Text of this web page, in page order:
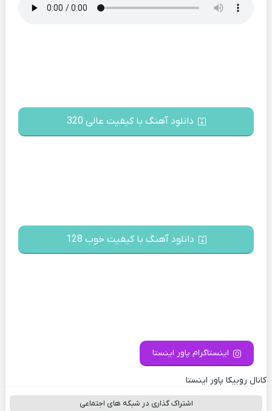
دانلود آهنگ با کیفیت عالی 320
دانلود آهنگ با کیفیت خوب 128
اینستاگرام پاور اینستا
کانال روبیکا پاور اینستا
اشتراک گذاری در شبکه های اجتماعی